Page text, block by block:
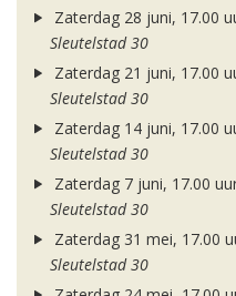
Zaterdag 28 juni, 17.00
Sleutelstad 30
Zaterdag 21 juni, 17.00
Sleutelstad 30
Zaterdag 14 juni, 17.00
Sleutelstad 30
Zaterdag 7 juni, 17.00
Sleutelstad 30
Zaterdag 31 mei, 17.00
Sleutelstad 30